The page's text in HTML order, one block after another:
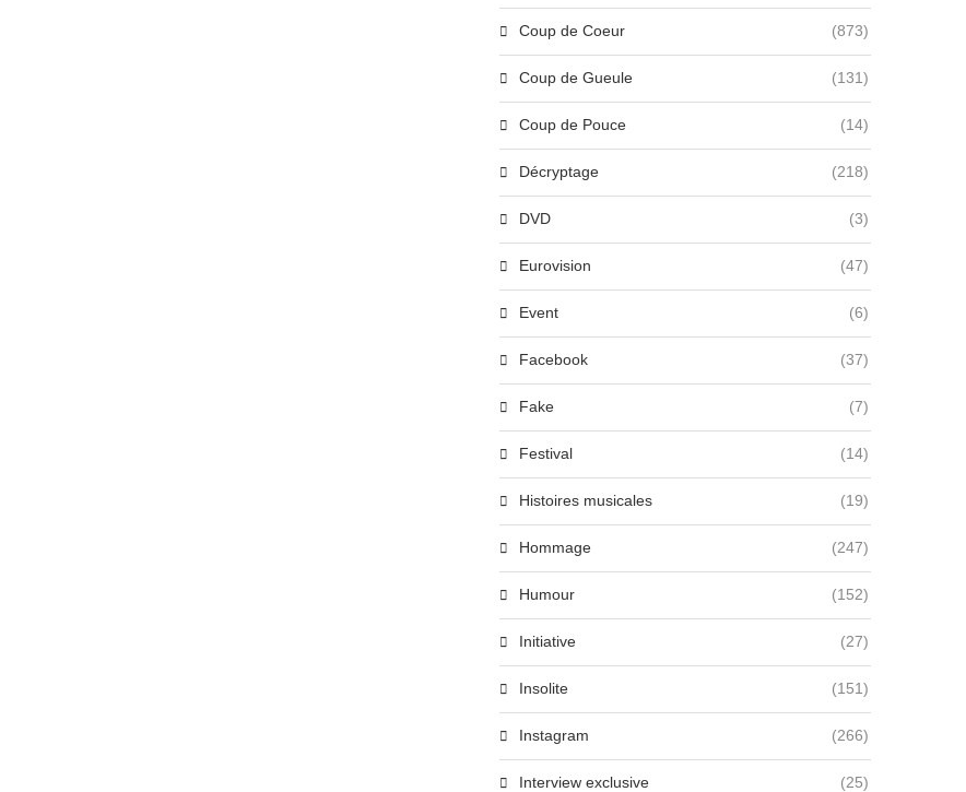
Coup de Coeur (873)
Coup de Gueule (131)
Coup de Pouce (14)
Décryptage (218)
DVD (3)
Eurovision (47)
Event (6)
Facebook (37)
Fake (7)
Festival (14)
Histoires musicales (19)
Hommage (247)
Humour (152)
Initiative (27)
Insolite (151)
Instagram (266)
Interview exclusive (25)